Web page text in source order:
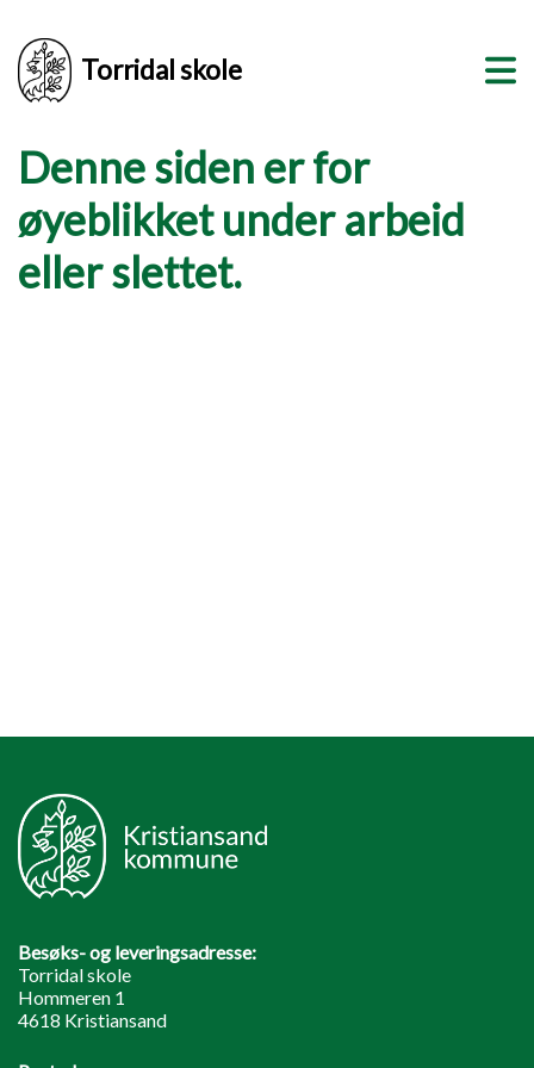
Torridal skole
Denne siden er for
øyeblikket under arbeid
eller slettet.
Besøks- og leveringsadresse:
Torridal skole
Hommeren 1
4618 Kristiansand